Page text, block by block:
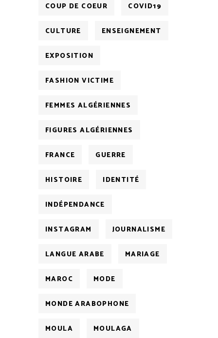
COUP DE COEUR COVID19
CULTURE ENSEIGNEMENT
EXPOSITION
FASHION VICTIME
FEMMES ALGÉRIENNES
FIGURES ALGÉRIENNES
FRANCE GUERRE
HISTOIRE IDENTITÉ
INDÉPENDANCE
INSTAGRAM JOURNALISME
LANGUE ARABE MARIAGE
MAROC MODE
MONDE ARABOPHONE
MOULA MOULAGA